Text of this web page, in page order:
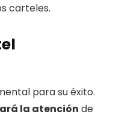
carteles.
para su éxito.
la atención de